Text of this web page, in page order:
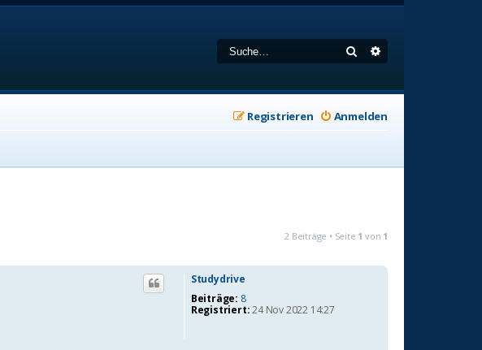
Suche
Anmelden
Registrieren
2 Beiträge • Seite 1 von 1
Studydrive
Beiträge: 8
Registriert:24 Nov 2022 14:27